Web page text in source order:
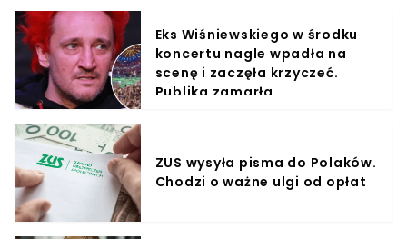
Eks Wiśniewskiego w środku
koncertu nagle wpadła na
scenę i zaczęła krzyczeć.
Publika zamarła
ZUS wysyła pisma do Polaków.
Chodzi o ważne ulgi od opłat